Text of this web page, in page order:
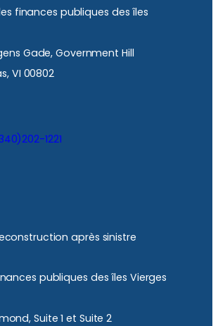
finances publiques des îles
Gade, Government Hill
VI 00802
1221
après sinistre
publiques des îles Vierges
Suite 1 et Suite 2